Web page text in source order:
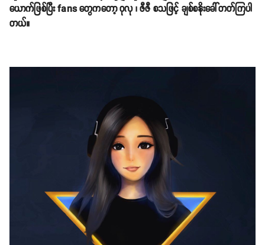
ယောက်ဖြစ်ပြီး fans တွေကတော့ ဝုလု ၊ ဇီဇီ စသဖြင့် ချစ်စနိုးခေါ်တတ်ကြပါ
တယ်။